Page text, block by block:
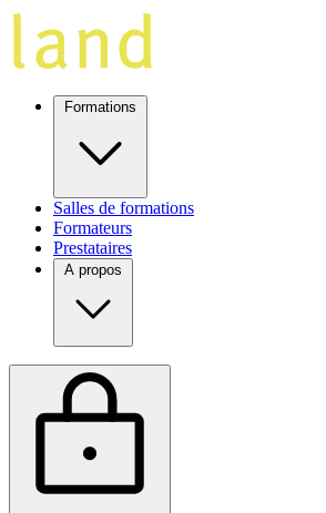
Formations
Salles de formations
Formateurs
Prestataires
A propos